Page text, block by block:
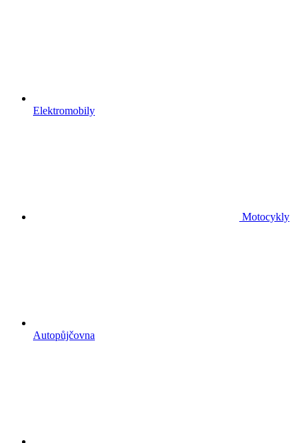
Elektromobily
Motocykly
Autopůjčovna